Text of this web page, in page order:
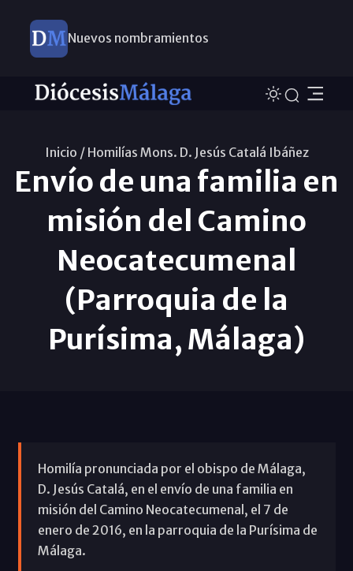
Nuevos nombramientos
Inicio / Homilías Mons. D. Jesús Catalá Ibáñez
Envío de una familia en
misión del Camino
Neocatecumenal
(Parroquia de la
Purísima, Málaga)
Homilía pronunciada por el obispo de Málaga,
D. Jesús Catalá, en el envío de una familia en
misión del Camino Neocatecumenal, el 7 de
enero de 2016, en la parroquia de la Purísima de
Málaga.